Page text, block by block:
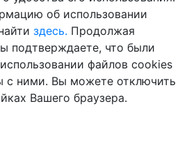
об использовании
здесь. Продолжая
подтверждаете, что были
файлов cookies
с ними. Вы можете отключить
Вашего браузера.